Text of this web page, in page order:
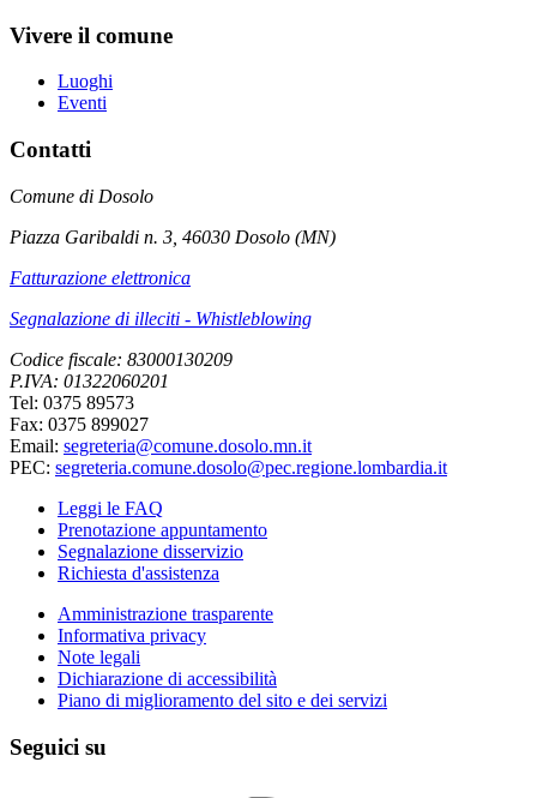
Vivere il comune
Luoghi
Eventi
Contatti
Comune di Dosolo
Piazza Garibaldi n. 3, 46030 Dosolo (MN)
Fatturazione elettronica
Segnalazione di illeciti - Whistleblowing
Codice fiscale: 83000130209
P.IVA: 01322060201
Tel: 0375 89573
Fax: 0375 899027
Email: segreteria@comune.dosolo.mn.it
PEC: segreteria.comune.dosolo@pec.regione.lombardia.it
Leggi le FAQ
Prenotazione appuntamento
Segnalazione disservizio
Richiesta d'assistenza
Amministrazione trasparente
Informativa privacy
Note legali
Dichiarazione di accessibilità
Piano di miglioramento del sito e dei servizi
Seguici su